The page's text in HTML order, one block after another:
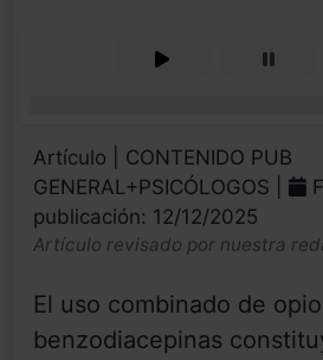
Artículo | CONTENIDO PUB
GENERAL+PSICÓLOGOS |
publicación: 12/12/2025
Artículo revisado por nuestra
El uso combinado de
benzodiacepinas